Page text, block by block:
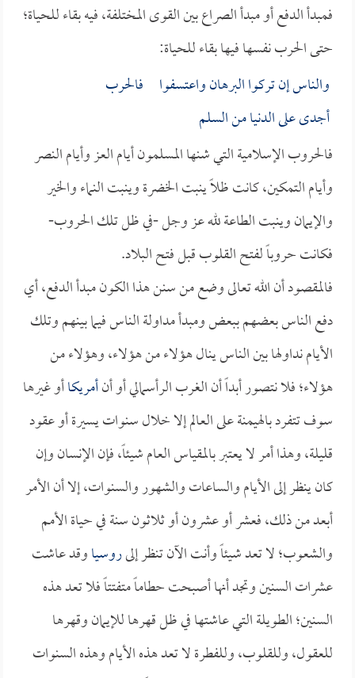
فمبدأ الدفع أو مبدأ الصراع بين القوى المختلفة، فيه بقاء للحياة؛
حتى الحرب نفسها فيها بقاء للحياة:
والناس إن تركوا البرهان واعتسفوا فالحرب
أجدى على الدنيا من السلم
فالحروب الإسلامية التي شنها المسلمون أيام العز وأيام النصر
وأيام التمكين، كانت ظلاً ينبت الخضرة وينبت النماء والخير
والإيمان وينبت الطاعة لله عز وجل -في ظل تلك الحروب-
فكانت حروباً لفتح القلوب قبل فتح البلاد.
فالمقصود أن الله تعالى وضع من سنن هذا الكون مبدأ الدفع، أي
دفع الناس بعضهم ببعض ومبدأ مداولة الناس فيما بينهم وتلك
الأيام نداولها بين الناس ينال هؤلاء من هؤلاء، وهؤلاء من
هؤلاء؛ فلا نتصور أبداً أن الغرب الرأسمالي أو أنأمريكاأو غيرها
سوف تتفرد بالهيمنة على العالم إلا خلال سنوات يسيرة أو عقود
قليلة، وهذا أمر لا يعتبر بالمقياس العام شيئاً، فإن الإنسان وإن
كان ينظر إلى الأيام والساعات والشهور والسنوات، إلا أن الأمر
أبعد من ذلك، فعشر أو عشرون أو ثلاثون سنة في حياة الأمم
والشعوب؛ لا تعد شيئاً وأنت الآن تنظر إلىروسياوقد عاشت
عشرات السنين وتجد أنها أصبحت حطاماً متفتتاً فلا تعد هذه
السنين؛ الطويلة التي عاشتها في ظل قهرها للإيمان وقهرها
للعقول، وللقلوب، وللفطرة لا تعد هذه الأيام وهذه السنوات